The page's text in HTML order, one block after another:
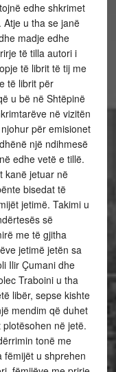
edhe shkrimet
u tha se janë
madje edhe
të tilla autori i
të librit të tij me
të librit për
u bë në Shtëpinë
në vizitën
për emisionet
një ndihmesë
edhe vetë e tillë.
kanë jetuar në
bisedat të
jetimë. Takimi u
së
me të gjitha
jetimë jetën sa
Ilir Çumani dhe
Traboini u tha
libër, sepse kishte
mendim që duhet
në jetë.
tonë me
fëmijët u shprehen